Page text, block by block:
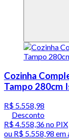
Cozinha
Tampo 280cm
R$ 5.558,98
Desconto
R$ 4.558,36no PIX
ou R$ 5.558,98 em